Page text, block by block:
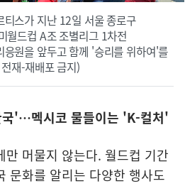
티스가 지난 12일 서울 종로구
월드컵 A조 조별리그 1차전
응원을 앞두고 함께 '승리를 위하여'를
재-재배포 금지)
국'…멕시코 물들이는 'K-컬처'
만 머물지 않는다. 월드컵 기간
문화를 알리는 다양한 행사도